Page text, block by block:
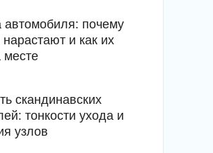
автомобиля: почему
и как их
месте
скандинавских
тонкости ухода и
узлов